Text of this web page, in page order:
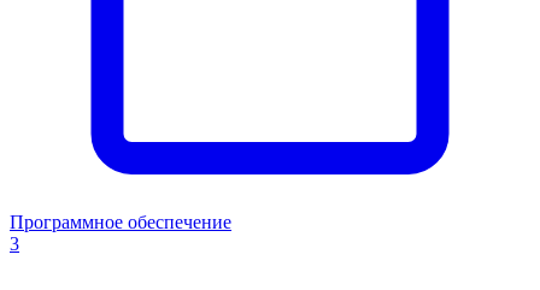
Программное обеспечение
3